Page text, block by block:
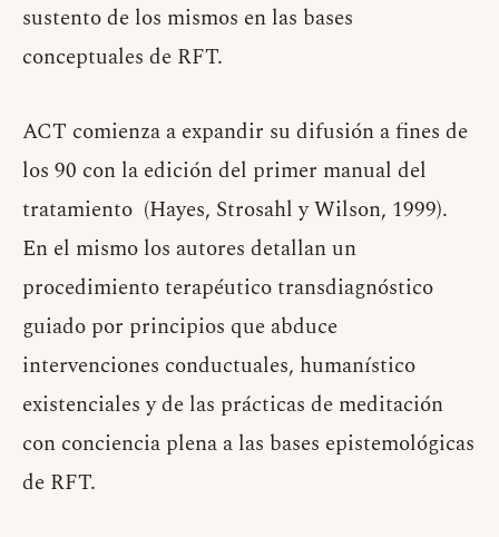
sustento de los mismos en las bases
conceptuales de RFT.
ACT comienza a expandir su difusión a fines de
los 90 con la edición del primer manual del
tratamiento (Hayes, Strosahl y Wilson, 1999).
En el mismo los autores detallan un
procedimiento terapéutico transdiagnóstico
guiado por principios que abduce
intervenciones conductuales, humanístico
existenciales y de las prácticas de meditación
con conciencia plena a las bases epistemológicas
de RFT.